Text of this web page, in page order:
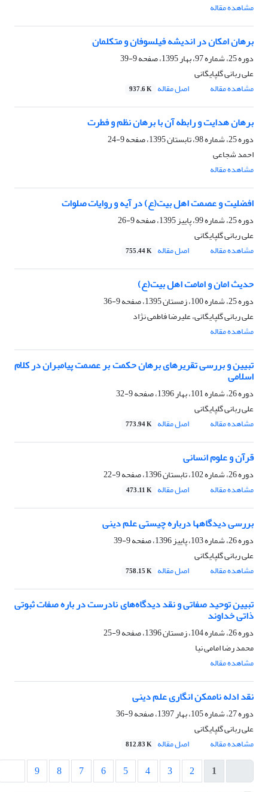
مشاهده مقاله
برهان امکان در اندیشه فیلسوفان و متکلمان
دوره 25، شماره 97، بهار 1395، صفحه
9-39
علی ربانی گلپایگانی
مشاهده مقاله
اصل مقاله 937.6 K
برهان هدایت و رابطه آن با برهان نظم و فطرت
دوره 25، شماره 98، تابستان 1395، صفحه
9-24
احمد شجاعی
مشاهده مقاله
افضلیت و عصمت اهل بیت(ع) در آیه و روایات صلوات
دوره 25، شماره 99، پاییز 1395، صفحه
9-26
علی ربانی گلپایگانی
مشاهده مقاله
اصل مقاله 755.44 K
حدیث امان و امامت اهل بیت(ع)
دوره 25، شماره 100، زمستان 1395، صفحه
9-36
علی ربانی گلپایگانی، علیرضا فاطمی نژاد
مشاهده مقاله
تبیین و بررسی تقریرهای برهان حکمت بر عصمت پیامبران در کلام
اسلامی
دوره 26، شماره 101، بهار 1396، صفحه
9-32
علی ربانی گلپایگانی
مشاهده مقاله
اصل مقاله 773.94 K
قرآن و علوم انسانی
دوره 26، شماره 102، تابستان 1396، صفحه
9-22
مشاهده مقاله
اصل مقاله 473.11 K
بررسی دیدگاه‎ها درباره چیستی علم دینی
دوره 26، شماره 103، پاییز 1396، صفحه
9-39
علی ربانی گلپایگانی
مشاهده مقاله
اصل مقاله 758.15 K
تبیین توحید صفاتی و نقد دیدگاه‌های نادرست در باره صفات ثبوتی
ذاتی خداوند
دوره 26، شماره 104، زمستان 1396، صفحه
9-25
محمد رضا امامی نیا
مشاهده مقاله
نقد ادله ناممکن انگاری علم دینی
دوره 27، شماره 105، بهار 1397، صفحه
9-36
علی ربانی گلپایگانی
مشاهده مقاله
اصل مقاله 812.83 K
1
2
3
4
5
6
7
8
9